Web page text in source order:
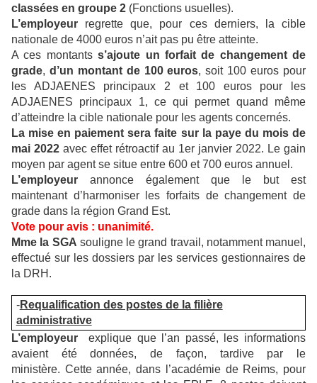
classées en groupe 2 (Fonctions usuelles).
L’employeur regrette que, pour ces derniers, la cible
nationale de 4000 euros n’ait pas pu être atteinte.
A ces montantss’ajoute un forfait de changement de
grade, d’un montant de 100 euros, soit 100 euros pour
les ADJAENES principaux 2 et 100 euros pour les
ADJAENES principaux 1, ce qui permet quand même
d’atteindre la cible nationale pour les agents concernés.
La mise en paiement sera faite sur la paye du mois de
mai 2022 avec effet rétroactif au 1er janvier 2022. Le gain
moyen par agent se situe entre 600 et 700 euros annuel.
L’employeur annonce également que le but est
maintenant d’harmoniser les forfaits de changement de
grade dans la région Grand Est.
Vote pour avis : unanimité.
Mme la SGA souligne le grand travail, notamment manuel,
effectué sur les dossiers par les services gestionnaires de
la DRH.
-Requalification des postes de la filière
administrative
L’employeur explique que l’an passé, les informations
avaient été données, de façon, tardive par le
ministère. Cette année, dans l’académie de Reims, pour